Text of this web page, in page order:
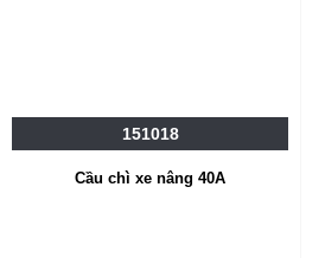
151018
Cầu chì xe nâng 40A